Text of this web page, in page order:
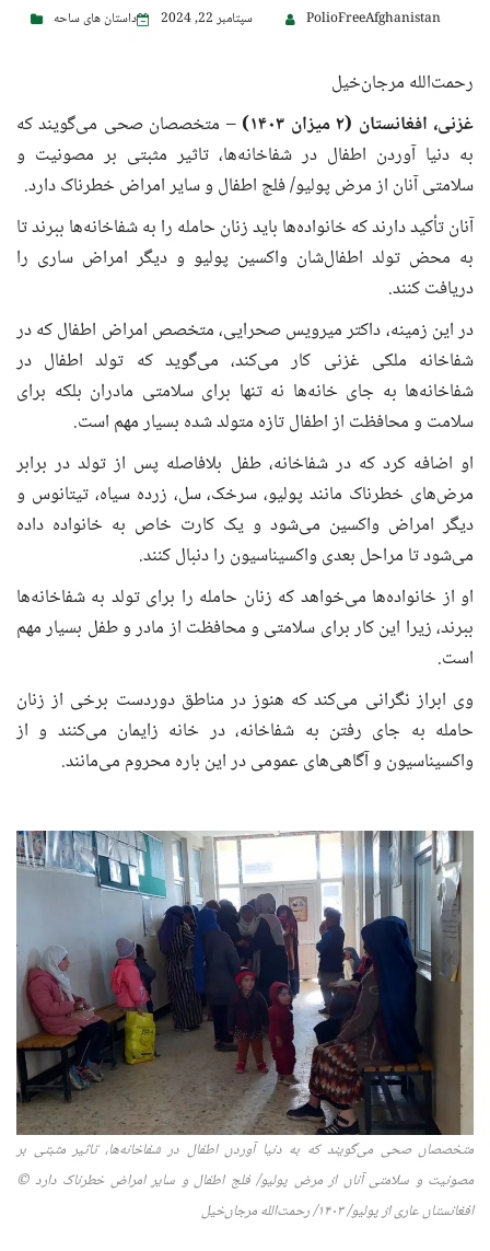
PolioFreeAfghanistan سپتامبر 22, 2024 داستان های ساحه
رحمت‌الله مرجان‌خیل
غزنی، افغانستان (۲ میزان
۱۴۰۳) – متخصصان صحی می‌گویند که
به دنیا آوردن اطفال در شفاخانه‌ها، تاثیر مثبتی بر مصونیت و
سلامتی آنان از مرض‌ پولیو/ فلج اطفال و سایر امراض خطرناک دارد.
آنان تأکید دارند که خانواده‌ها باید زنان حامله را به شفاخانه‌ها ببرند تا
به محض تولد اطفال‌شان واکسین پولیو و دیگر امراض ساری را
دریافت کنند.
در این زمینه، داکتر میرویس صحرایی، متخصص امراض اطفال که در
شفاخانه ملکی غزنی کار می‌کند، می‌گوید که تولد اطفال در
شفاخانه‌ها به جای خانه‌ها نه تنها برای سلامتی مادران بلکه برای
سلامت و محافظت از اطفال تازه متولد شده بسیار مهم است.
او اضافه کرد که در شفاخانه‌، طفل بلافاصله پس از تولد در برابر
مرض‌های خطرناک مانند پولیو، سرخک، سل، زرده سیاه، تیتانوس و
دیگر امراض واکسین می‌شود و یک کارت خاص به خانواده داده
می‌شود تا مراحل بعدی واکسیناسیون را دنبال کنند.
او از خانواده‌ها می‌خواهد که زنان حامله را برای تولد به شفاخانه‌ها
ببرند، زیرا این کار برای سلامتی و محافظت از مادر و طفل بسیار مهم
است.
وی ابراز نگرانی می‌کند که هنوز در مناطق دوردست برخی از زنان
حامله به جای رفتن به شفاخانه‌، در خانه زایمان می‌کنند و از
واکسیناسیون و آگاهی‌های عمومی در این باره محروم می‌مانند.
متخصصان صحی می‌گویند که به دنیا آوردن اطفال در شفاخانه‌ها، تاثیر مثبتی بر
مصونیت و سلامتی آنان از مرض‌ پولیو/ فلج اطفال و سایر امراض خطرناک دارد ©
افغانستان عاری از پولیو/۱۴۰۳/ رحمت‌الله مرجان‌خیل